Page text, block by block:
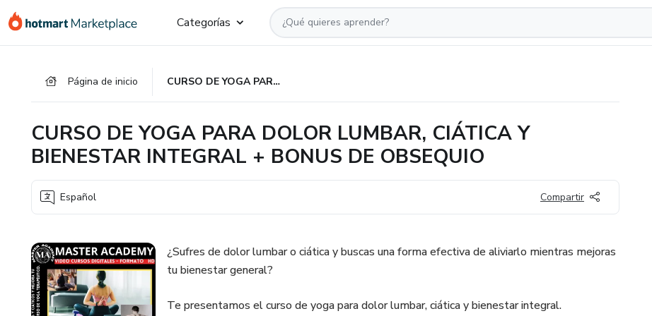
Categorías
Página de inicio CURSO DE YOGA PARA DOLOR LUMBAR, CIÁTICA Y BIENESTAR INTEGRAL + BONUS DE OBSEQUIO
CURSO DE YOGA PARA DOLOR LUMBAR, CIÁTICA Y
BIENESTAR INTEGRAL + BONUS DE OBSEQUIO
Español Compartir
¿Sufres de dolor lumbar o ciática y buscas una forma efectiva de aliviarlo mientras mejoras
tu bienestar general?
Te presentamos el curso de yoga para dolor lumbar, ciática y bienestar integral.